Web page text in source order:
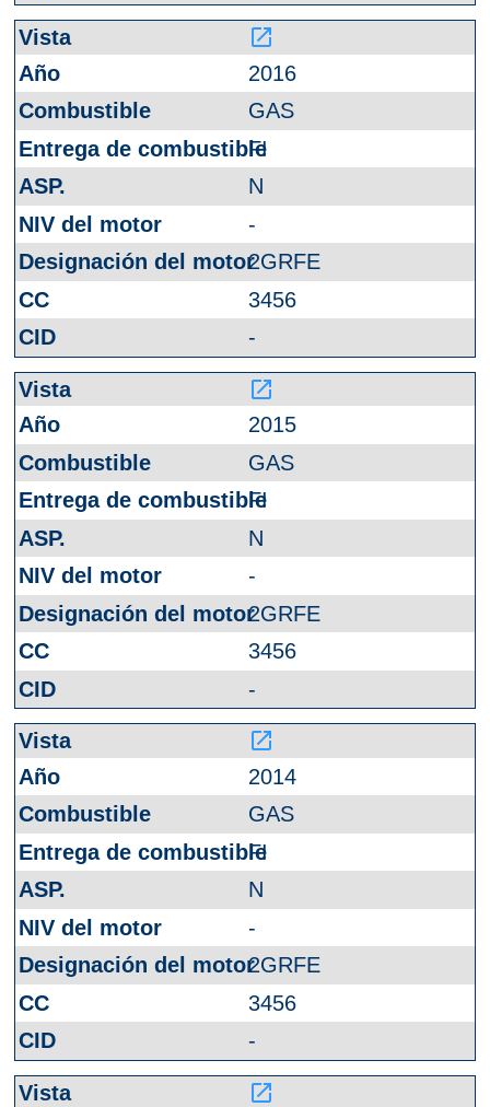
launch
2016
GAS
FI
N
-
2GRFE
3456
-
launch
2015
GAS
FI
N
-
2GRFE
3456
-
launch
2014
GAS
FI
N
-
2GRFE
3456
-
launch